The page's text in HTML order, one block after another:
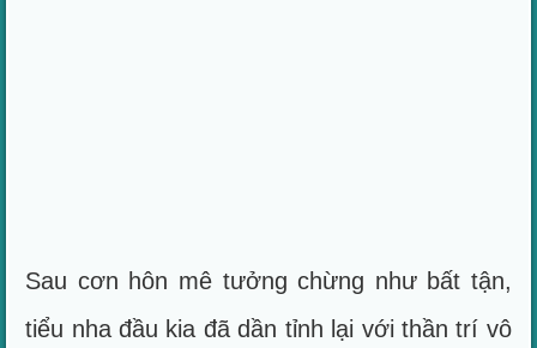
Sau cơn hôn mê tưởng chừng như bất tận,
tiểu nha đầu kia đã dần tỉnh lại với thần trí vô